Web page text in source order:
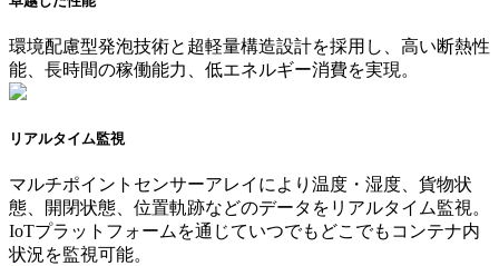
環境配慮型発泡技術と超軽量構造設計を採用し、高い断熱性
能、長時間の稼働能力、低エネルギー消費を実現。
リアルタイム監視
マルチポイントセンサーアレイにより温度・湿度、貨物状
態、開閉状態、位置軌跡などのデータをリアルタイム監視。
IoTプラットフォームを通じていつでもどこでもコンテナ内
状況を監視可能。